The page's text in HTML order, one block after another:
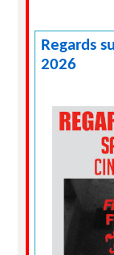
Regards
2026